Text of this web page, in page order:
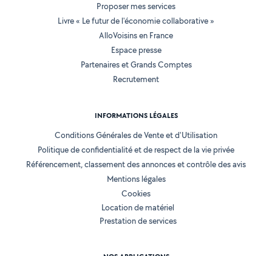
Proposer mes services
Livre « Le futur de l'économie collaborative »
AlloVoisins en France
Espace presse
Partenaires et Grands Comptes
Recrutement
INFORMATIONS LÉGALES
Conditions Générales de Vente et d'Utilisation
Politique de confidentialité et de respect de la vie privée
Référencement, classement des annonces et contrôle des avis
Mentions légales
Cookies
Location de matériel
Prestation de services